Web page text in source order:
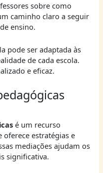
sobre como
caminho claro a seguir
ensino.
pode ser adaptada às
de cada escola.
e eficaz.
é um recurso
oferece estratégias e
mediações ajudam os
significativa.